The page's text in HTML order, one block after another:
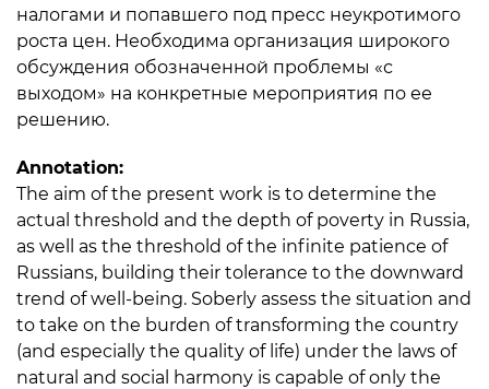
налогами и попавшего под пресс неукротимого
роста цен. Необходима организация широкого
обсуждения обозначенной проблемы «с
выходом» на конкретные мероприятия по ее
решению.
Annotation:
The aim of the present work is to determine the
actual threshold and the depth of poverty in Russia,
as well as the threshold of the infinite patience of
Russians, building their tolerance to the downward
trend of well-being. Soberly assess the situation and
to take on the burden of transforming the country
(and especially the quality of life) under the laws of
natural and social harmony is capable of only the